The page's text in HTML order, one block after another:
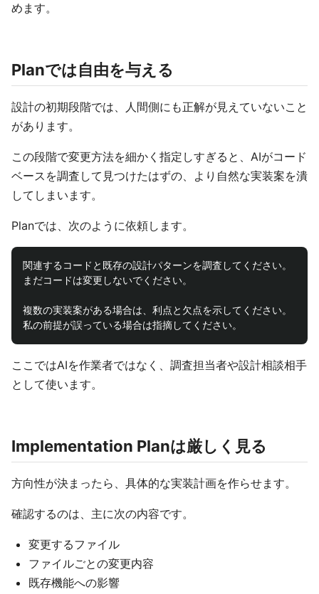
めます。
Planでは自由を与える
設計の初期段階では、人間側にも正解が見えていないこと
があります。
この段階で変更方法を細かく指定しすぎると、AIがコード
ベースを調査して見つけたはずの、より自然な実装案を潰
してしまいます。
Planでは、次のように依頼します。
関連するコードと既存の設計パターンを調査してください。
まだコードは変更しないでください。
複数の実装案がある場合は、利点と欠点を示してください。
ここではAIを作業者ではなく、調査担当者や設計相談相手
として使います。
Implementation Planは厳しく見る
方向性が決まったら、具体的な実装計画を作らせます。
確認するのは、主に次の内容です。
変更するファイル
ファイルごとの変更内容
既存機能への影響